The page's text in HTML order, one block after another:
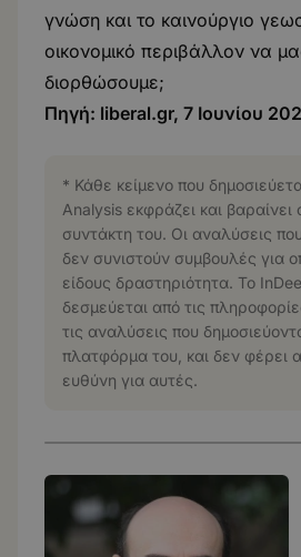
γνώση και το καινούργιο
οικονομικό περιβάλλον να
διορθώσουμε;
Πηγή: liberal.gr, 7 Ιουνίου
* Κάθε κείμενο που
Analysis εκφράζει και βαραίνει
συντάκτη του. Οι αναλύσεις
δεν συνιστούν συμβουλές για
είδους δραστηριότητα. Το
δεσμεύεται από τις
τις αναλύσεις που
πλατφόρμα του, και δεν φέρει
ευθύνη για αυτές.